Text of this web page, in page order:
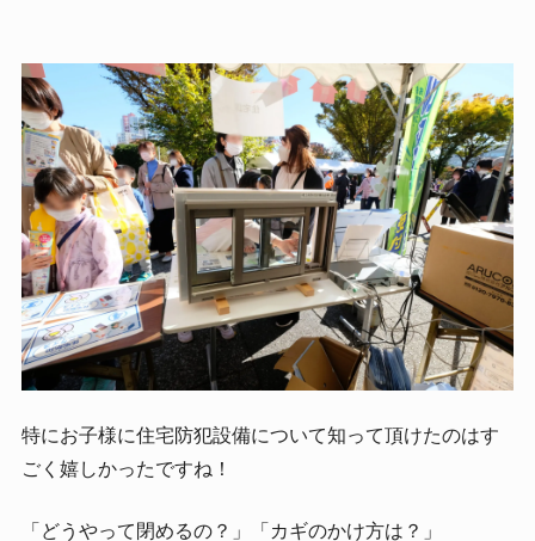
特にお子様に住宅防犯設備について知って頂けたのはす
ごく嬉しかったですね！
「どうやって閉めるの？」「カギのかけ方は？」